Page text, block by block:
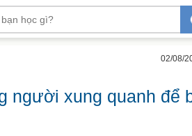
02/08/
người xung quanh để